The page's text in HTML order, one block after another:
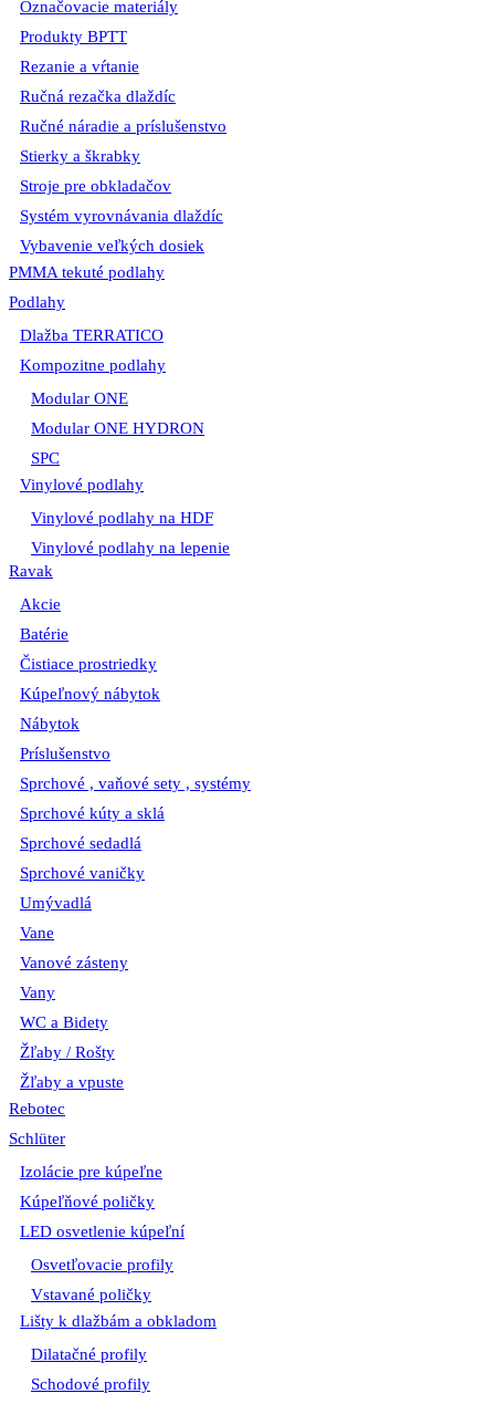
Označovacie materiály
Produkty BPTT
Rezanie a vŕtanie
Ručná rezačka dlaždíc
Ručné náradie a príslušenstvo
Stierky a škrabky
Stroje pre obkladačov
Systém vyrovnávania dlaždíc
Vybavenie veľkých dosiek
PMMA tekuté podlahy
Podlahy
Dlažba TERRATICO
Kompozitne podlahy
Modular ONE
Modular ONE HYDRON
SPC
Vinylové podlahy
Vinylové podlahy na HDF
Vinylové podlahy na lepenie
Ravak
Akcie
Batérie
Čistiace prostriedky
Kúpeľnový nábytok
Nábytok
Príslušenstvo
Sprchové , vaňové sety , systémy
Sprchové kúty a sklá
Sprchové sedadlá
Sprchové vaničky
Umývadlá
Vane
Vanové zásteny
Vany
WC a Bidety
Žľaby / Rošty
Žľaby a vpuste
Rebotec
Schlüter
Izolácie pre kúpeľne
Kúpeľňové poličky
LED osvetlenie kúpeľní
Osvetľovacie profily
Vstavané poličky
Lišty k dlažbám a obkladom
Dilatačné profily
Schodové profily